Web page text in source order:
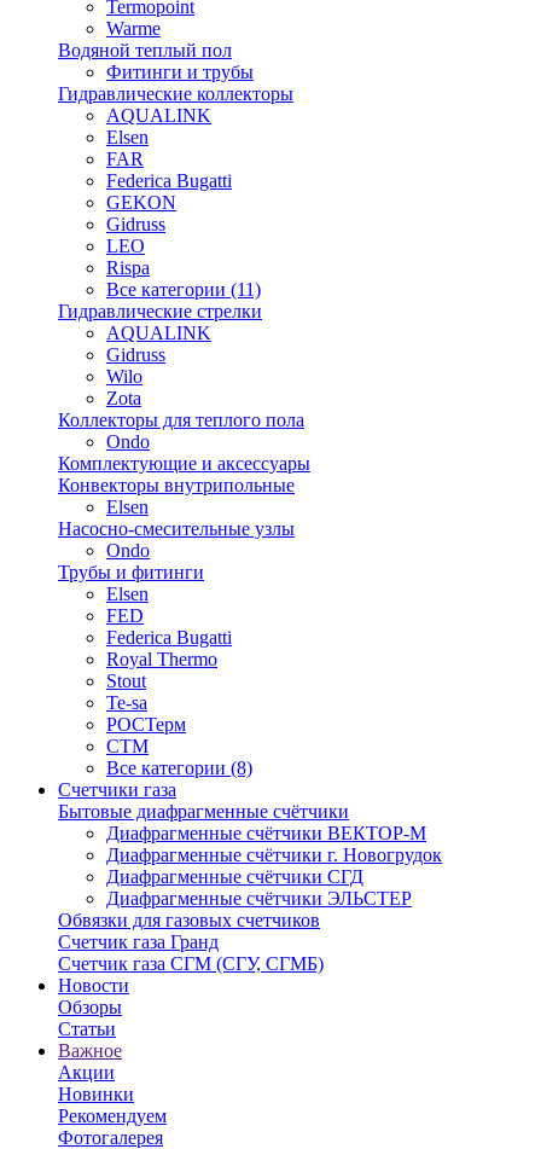
Termopoint
Warme
Водяной теплый пол
Фитинги и трубы
Гидравлические коллекторы
AQUALINK
Elsen
FAR
Federica Bugatti
GEKON
Gidruss
LEO
Rispa
Все категории (11)
Гидравлические стрелки
AQUALINK
Gidruss
Wilo
Zota
Коллекторы для теплого пола
Ondo
Комплектующие и аксессуары
Конвекторы внутрипольные
Elsen
Насосно-смесительные узлы
Ondo
Трубы и фитинги
Elsen
FED
Federica Bugatti
Royal Thermo
Stout
Te-sa
РОСТерм
СТМ
Все категории (8)
Счетчики газа
Бытовые диафрагменные счётчики
Диафрагменные счётчики ВЕКТОР-М
Диафрагменные счётчики г. Новогрудок
Диафрагменные счётчики СГД
Диафрагменные счётчики ЭЛЬСТЕР
Обвязки для газовых счетчиков
Счетчик газа Гранд
Счетчик газа СГМ (СГУ, СГМБ)
Новости
Обзоры
Статьи
Важное
Акции
Новинки
Рекомендуем
Фотогалерея